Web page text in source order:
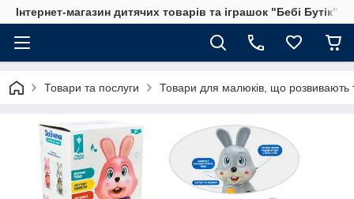
Інтернет-магазин дитячих товарів та іграшок "Бебі Бутік"
Товари та послуги Товари для малюків, що розвивають